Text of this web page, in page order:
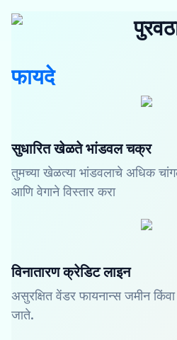
फायदे
सुधारित खेळते भांडवल चक्र
तुमच्या खेळत्या भांडवलाचे अधिक
आणि वेगाने विस्तार करा
विनातारण क्रेडिट लाइन
असुरक्षित वेंडर फायनान्स जमीन
जाते.